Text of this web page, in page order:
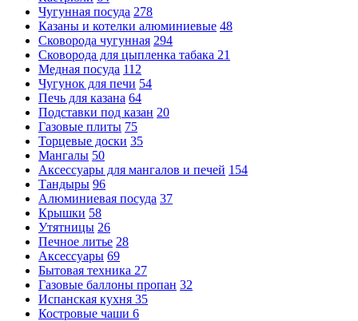
Чугунная посуда 278
Казаны и котелки алюминиевые 48
Сковорода чугунная 294
Сковорода для цыпленка табака 21
Медная посуда 112
Чугунок для печи 54
Печь для казана 64
Подставки под казан 20
Газовые плиты 75
Торцевые доски 35
Мангалы 50
Аксессуары для мангалов и печей 154
Тандыры 96
Алюминиевая посуда 37
Крышки 58
Утятницы 26
Печное литье 28
Аксессуары 69
Бытовая техника 27
Газовые баллоны пропан 32
Испанская кухня 35
Костровые чаши 6